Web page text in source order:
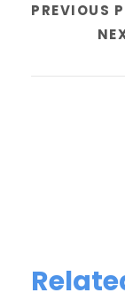
PREVIOUS